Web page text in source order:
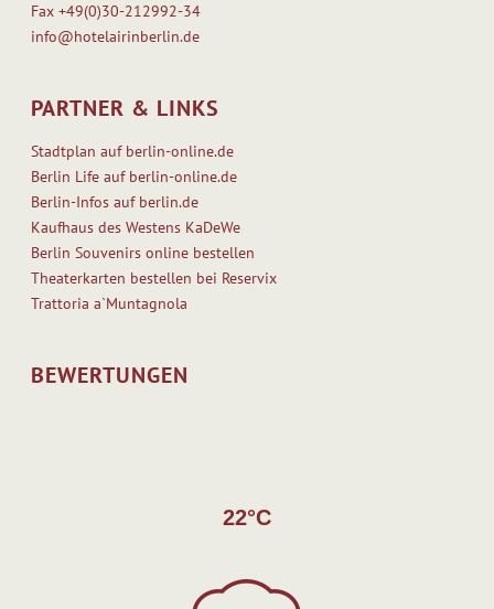
Fax+49(0)30-212992-34
info@hotelairinberlin.de
PARTNER & LINKS
Stadtplan auf berlin-online.de
Berlin Life auf berlin-online.de
Berlin-Infos auf berlin.de
Kaufhaus des Westens KaDeWe
Berlin Souvenirs online bestellen
Theaterkarten bestellen bei Reservix
Trattoria a`Muntagnola
BEWERTUNGEN
22°C